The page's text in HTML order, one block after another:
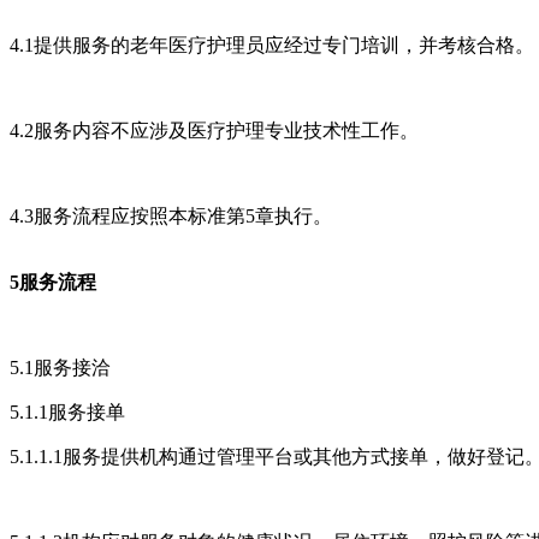
4.1提供服务的老年医疗护理员应经过专门培训，并考核合格。
4.2服务内容不应涉及医疗护理专业技术性工作。
4.3服务流程应按照本标准第5章执行。
5服务流程
5.1服务接洽
5.1.1服务接单
5.1.1.1服务提供机构通过管理平台或其他方式接单，做好登记